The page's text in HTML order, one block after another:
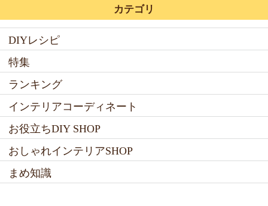
カテゴリ
DIYレシピ
特集
ランキング
インテリアコーディネート
お役立ちDIY SHOP
おしゃれインテリアSHOP
まめ知識